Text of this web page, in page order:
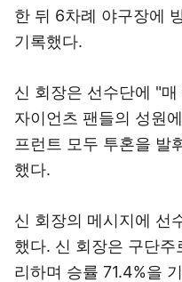
한 뒤 6차례 야구장에
기록했다.
신 회장은 선수단에 "
자이언츠 팬들의 성원
프런트 모두 투혼을 발
했다.
신 회장의 메시지에 선
했다. 신 회장은 구단
리하며 승률 71.4%을